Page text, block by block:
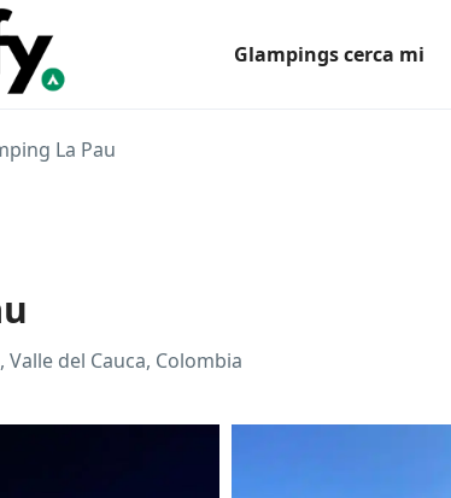
Glampings cerca mi
La Pau
Valle del Cauca, Colombia